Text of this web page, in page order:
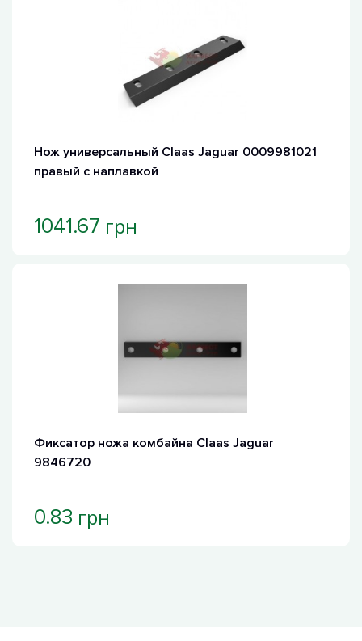
Нож универсальный Claas Jaguar 0009981021
правый с наплавкой
1041.67 грн
Фиксатор ножа комбайна Claas Jaguar
9846720
0.83 грн